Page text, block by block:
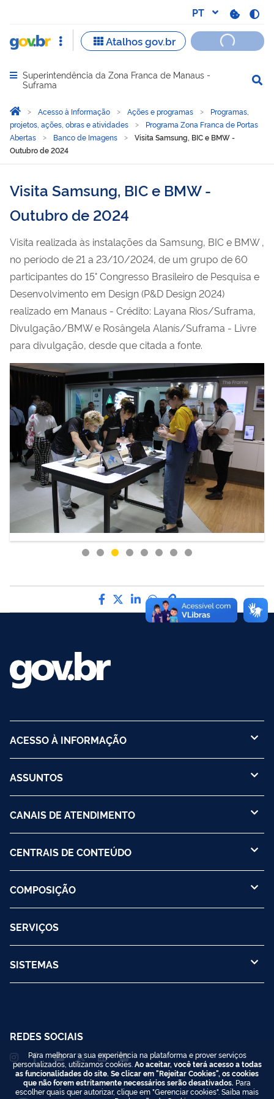
Abrir menu principal de navegação
Superintendência da Zona Franca de Manaus -
Suframa
Você está aqui:
Página Inicial
Acesso à Informação Ações e programas
Programas,
projetos, ações, obras e atividades
Programa Zona Franca de Portas
Abertas
Banco de Imagens
Visita Samsung, BIC e BMW -
Outubro de 2024
Visita Samsung, BIC e BMW -
Outubro de 2024
Visita realizada às instalações da Samsung, BIC e BMW ,
no período de 21 a 23/10/2024, de um grupo de 60
participantes do 15° Congresso Brasileiro de Pesquisa e
Desenvolvimento em Design (P&D Design 2024)
realizado em Manaus - Crédito: Layana Rios/Suframa,
Divulgação/BMW e Rosângela Alanís/Suframa - Livre
para divulgação, desde que citada a fonte.
Compartilhe por Facebook
Compartilhe por Twitter
Compartilhe por
Compartilhe por
link para Copiar
ACESSO À INFORMAÇÃO
ASSUNTOS
CANAIS DE ATENDIMENTO
CENTRAIS DE CONTEÚDO
COMPOSIÇÃO
SERVIÇOS
SISTEMAS
REDES SOCIAIS
Para melhorar a sua experiência na plataforma e prover serviços
personalizados, utilizamos cookies. Ao aceitar, você terá acesso a todas
as funcionalidades do site. Se clicar em "Rejeitar Cookies", os cookies
que não forem estritamente necessários serão desativados. Para
escolher quais quer autorizar, clique em "Gerenciar cookies". Saiba mais